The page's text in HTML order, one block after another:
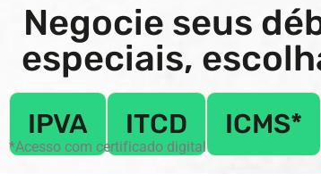
Negocie seus
especiais,
IPVA ITCD ICMS*
*Acesso com certificado digital